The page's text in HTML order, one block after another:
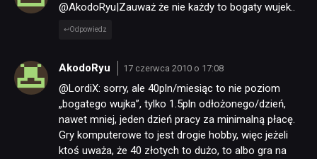
@AkodoRyu|Zauważ że nie każdy to bogaty wujek..
Odpowiedz
AkodoRyu 17 czerwca 2010 o 17:08
@LordiX: sorry, ale 40pln/miesiąc to nie poziom
„bogatego wujka”, tylko 1.5pln odłożonego/dzień,
nawet mniej, jeden dzień pracy za minimalną płacę.
Gry komputerowe to jest drogie hobby, więc jeżeli
ktoś uważa, że 40 złotych to dużo, to albo gra na